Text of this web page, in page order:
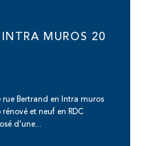
MUROS 20
rue Bertrand en Intra muros
et neuf en RDC
d'une...